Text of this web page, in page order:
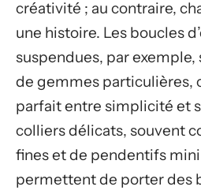
créativité ; au contraire,
une histoire. Les boucles
suspendues, par
de gemmes particulières,
parfait entre simplicité et
colliers délicats, souvent
fines et de pendentifs
permettent de porter des